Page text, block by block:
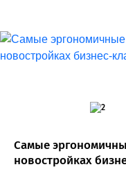
Самые
новостройках
2